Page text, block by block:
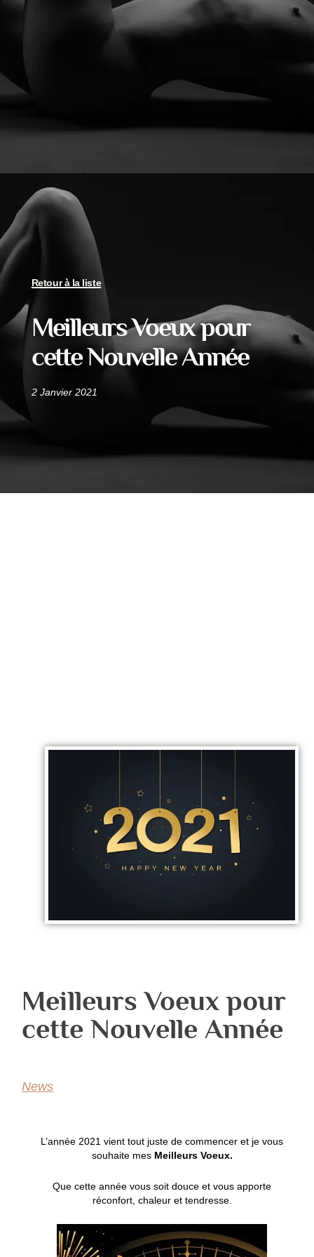
Retour à la liste
Meilleurs Voeux pour
cette Nouvelle Année
2 Janvier 2021
Meilleurs Voeux pour
cette Nouvelle Année
News
L’année 2021 vient tout juste de commencer et je vous
souhaite mes Meilleurs Voeux.
Que cette année vous soit douce et vous apporte
réconfort, chaleur et tendresse.